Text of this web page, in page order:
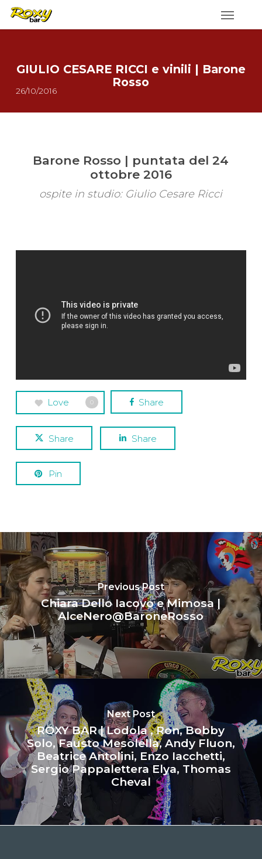
Skip
GIULIO CESARE RICCI e vinili | Barone
Rosso
26/10/2016
Barone Rosso | puntata del 24
ottobre 2016
ospite in studio: Giulio Cesare Ricci
Love 0 Share
Share Share
Pin
Previous Post
Chiara Dello Iacovo e Mimosa |
AlceNero@BaroneRosso
Next Post
ROXY BAR | Lodola , Ron, Bobby
Solo, Fausto Mesolella, Andy Fluon,
Beatrice Antolini, Enzo Iacchetti,
Sergio Pappalettera Elya, Thomas
Cheval